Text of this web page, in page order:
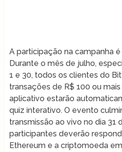
A participação na campanha
Durante o mês de julho,
1 e 30, todos os clientes do
transações de R$ 100 ou
aplicativo estarão
quiz interativo. O evento
transmissão ao vivo no dia 31
participantes deverão
Ethereum e a criptomoeda